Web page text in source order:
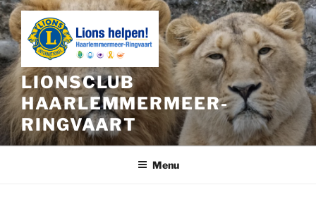
Ga
naar
de
inhoud
LIONSCLUB
HAARLEMMERMEER-
RINGVAART
Menu